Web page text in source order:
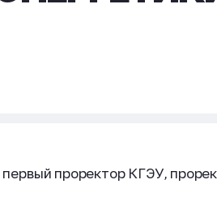
проректор КГЭУ,